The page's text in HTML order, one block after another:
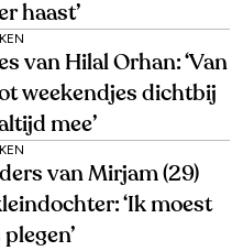
haast’
van Hilal Orhan: ‘Van
weekendjes dichtbij
mee’
van Mirjam (29)
‘Ik moest